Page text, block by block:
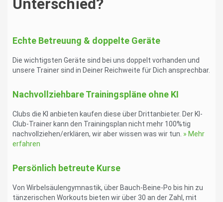
Unterschied?
Echte Betreuung & doppelte Geräte
Die wichtigsten Geräte sind bei uns doppelt vorhanden und
unsere Trainer sind in Deiner Reichweite für Dich ansprechbar.
Nachvollziehbare Trainingspläne ohne KI
Clubs die KI anbieten kaufen diese über Drittanbieter. Der KI-
Club-Trainer kann den Trainingsplan nicht mehr 100%tig
nachvollziehen/erklären, wir aber wissen was wir tun. » Mehr
erfahren
Persönlich betreute Kurse
Von Wirbelsäulengymnastik, über Bauch-Beine-Po bis hin zu
tänzerischen Workouts bieten wir über 30 an der Zahl, mit